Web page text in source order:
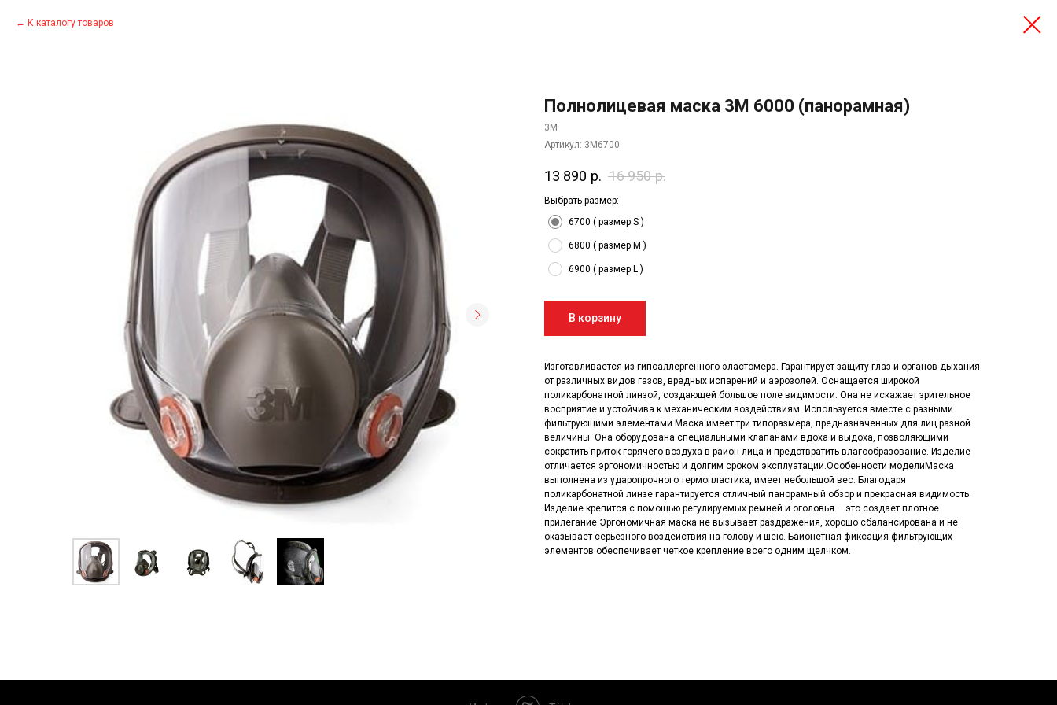
К каталогу товаров
Полнолицевая маска 3M 6000 (панорамная)
3M
Артикул: 3M6700
13 890 р. 16 950 р.
Выбрать размер:
6700 ( размер S )
6800 ( размер M )
6900 ( размер L )
В корзину
Изготавливается из гипоаллергенного эластомера. Гарантирует защиту глаз и органов дыхания
от различных видов газов, вредных испарений и аэрозолей. Оснащается широкой
поликарбонатной линзой, создающей большое поле видимости. Она не искажает зрительное
восприятие и устойчива к механическим воздействиям. Используется вместе с разными
фильтрующими элементами.Маска имеет три типоразмера, предназначенных для лиц разной
величины. Она оборудована специальными клапанами вдоха и выдоха, позволяющими
сократить приток горячего воздуха в район лица и предотвратить влагообразование. Изделие
отличается эргономичностью и долгим сроком эксплуатации.Особенности моделиМаска
выполнена из ударопрочного термопластика, имеет небольшой вес. Благодаря
поликарбонатной линзе гарантируется отличный панорамный обзор и прекрасная видимость.
Изделие крепится с помощью регулируемых ремней и оголовья – это создает плотное
прилегание.Эргономичная маска не вызывает раздражения, хорошо сбалансирована и не
оказывает серьезного воздействия на голову и шею. Байонетная фиксация фильтрующих
элементов обеспечивает четкое крепление всего одним щелчком.